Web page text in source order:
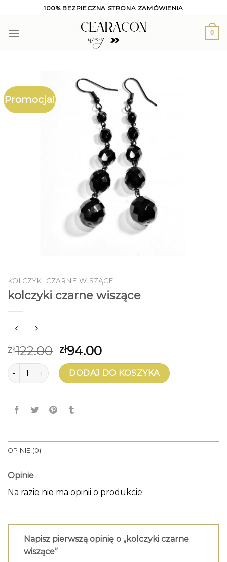
content
100% BEZPIECZNA STRONA ZAMÓWIENIA
0
Promocja!
KOLCZYKI CZARNE WISZĄCE
kolczyki czarne wiszące
zł122.00 zł94.00
ilość kolczyki czarne wisząceDODAJ DO KOSZYKA
OPINIE (0)
Opinie
Na razie nie ma opinii o produkcie.
Napisz pierwszą opinię o „kolczyki czarne
wiszące”